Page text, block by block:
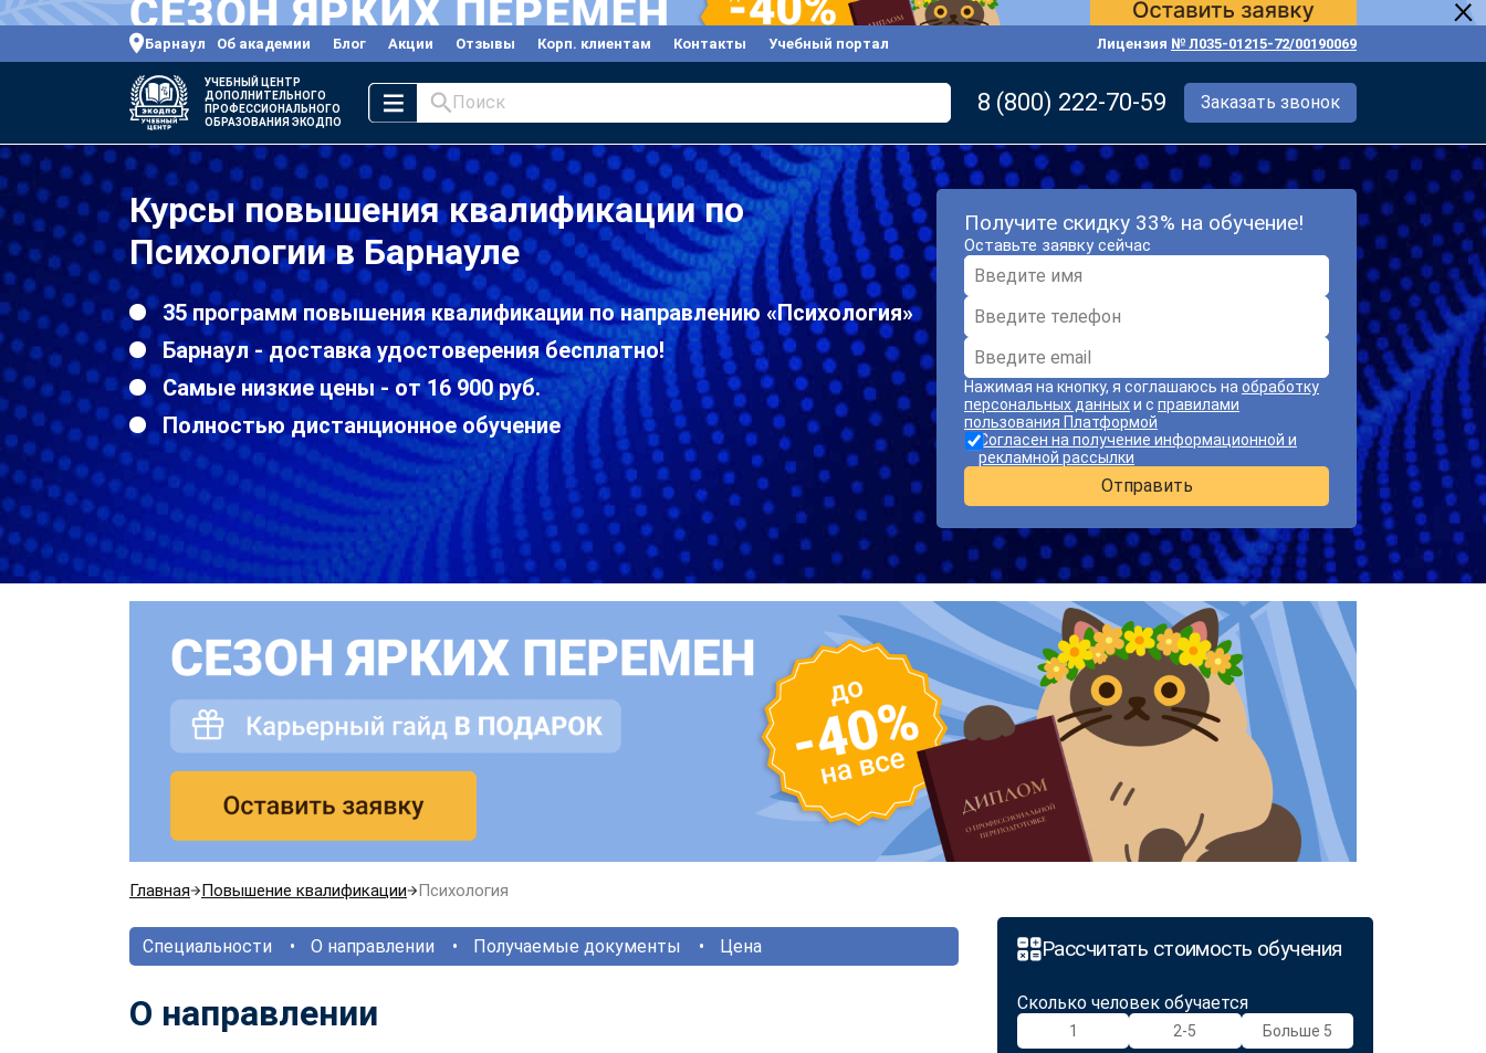
Барнаул Об академии Блог Акции Отзывы Корп. клиентам Контакты Учебный портал Лицензия № Л035-01215-72/00190069
УЧЕБНЫЙ ЦЕНТР
ДОПОЛНИТЕЛЬНОГО
ПРОФЕССИОНАЛЬНОГО
ОБРАЗОВАНИЯ ЭКОДПО
Поиск 8 (800) 222-70-59 Заказать звонок
Курсы повышения квалификации по
Психологии в Барнауле
35 программ повышения квалификации по направлению «Психология»
Барнаул - доставка удостоверения бесплатно!
Самые низкие цены - от 16 900 руб.
Полностью дистанционное обучение
Получите скидку 33% на обучение!
Оставьте заявку сейчас
Нажимая на кнопку, я соглашаюсь на обработку
персональных данныхи с правилами
пользования Платформой
Согласен на получение информационной и
рекламной рассылки
Отправить
Главная Повышение квалификации Психология
Рассчитать стоимость обучения
Сколько человек обучается
1 2-5 Больше 5
Специальности О направлении Получаемые документы Цена
О направлении